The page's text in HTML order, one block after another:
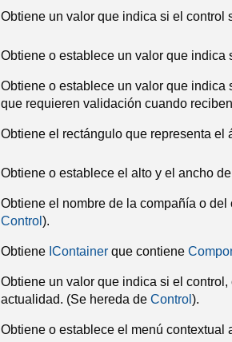
Obtiene un valor que indica si el control
Obtiene o establece un valor que indica
Obtiene o establece un valor que
que requieren validación cuando
Obtiene el rectángulo que representa el
Obtiene o establece el alto y el ancho
Obtiene el nombre de la compañía o
Control ).
Obtiene IContainer que contiene
Obtiene un valor que indica si el
actualidad. (Se hereda de Control ).
Obtiene o establece el menú contextual